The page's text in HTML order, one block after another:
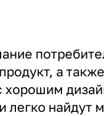
а
хорошим
легко найдут